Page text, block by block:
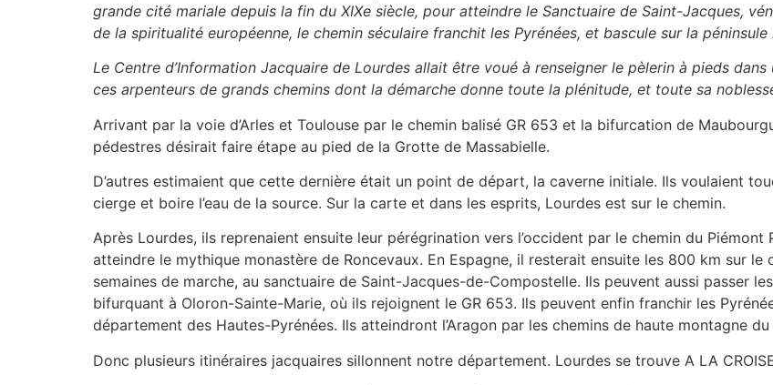
grande cité mariale depuis la fin du XIXe siècle, pour atteindre le Sanctuaire de Saint-Jacques,
de la spiritualité européenne, le chemin séculaire franchit les Pyrénées, et bascule sur la péninsule
Le Centre d’Information Jacquaire de Lourdes allait être voué à renseigner le pèlerin à pieds
ces arpenteurs de grands chemins dont la démarche donne toute la plénitude, et toute sa
Arrivant par la voie d’Arles et Toulouse par le chemin balisé GR 653 et la bifurcation de
pédestres désirait faire étape au pied de la Grotte de Massabielle.
D’autres estimaient que cette dernière était un point de départ, la caverne initiale. Ils voulaient
cierge et boire l’eau de la source. Sur la carte et dans les esprits, Lourdes est sur le chemin.
Après Lourdes, ils reprenaient ensuite leur pérégrination vers l’occident par le chemin du
atteindre le mythique monastère de Roncevaux. En Espagne, il resterait ensuite les 800 km sur
semaines de marche, au sanctuaire de Saint-Jacques-de-Compostelle. Ils peuvent aussi passer
bifurquant à Oloron-Sainte-Marie, où ils rejoignent le GR 653. Ils peuvent enfin franchir les
département des Hautes-Pyrénées. Ils atteindront l’Aragon par les chemins de haute montagne du
Donc plusieurs itinéraires jacquaires sillonnent notre département. Lourdes se trouve A LA